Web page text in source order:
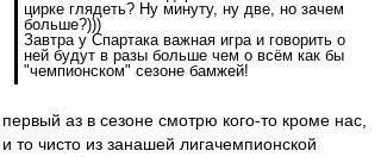
цирке глядеть? Ну минуту, ну две, но зачем
больше?)))
Завтра у Спартака важная игра и говорить о
ней будут в разы больше чем о всём как бы
"чемпионском" сезоне бамжей!
первый аз в сезоне смотрю кого-то кроме нас,
и то чисто из занашей лигачемпионской